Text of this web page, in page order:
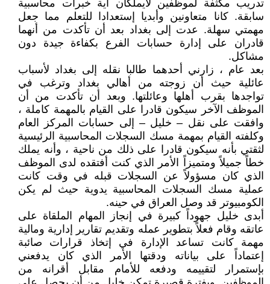
تدريب مكثفة لموظفين لايملكان أية خبرات محاسبية
سابقة. كانا متعاونين وأبديا إستعدادا للتعلم مما جعل
مهمتي سهلة. عدت إلى بغداد بعد أن تأكدت من أنهما
قادران على إدارة حسابات الفرع بكفاءة جيدة دون
مشاكل.
بعد عام ، زارني أحدهما طالبا نقله إلى بغداد لأسباب
عائلية حيث أن زوجته من أهالي بغداد وترغب في
تواجدها بقرب أهلها وعائلتها. وبعد أن تأكدت من أن
الموظف الآخر سيكون قادرا على القيام بالمهمة كاملة ،
وافقت على نقل – خليل – إلى حسابات المركز العام
وكلفته القيام بمهمة مسك السجلات المحاسبية الرئيسية
لثقتي بأنه سيكون قادرا على ذلك من ناحية ، وأنه يملك
خطاً جميلاً ومتميزاً الأمر الذي كنت أفتقده لدى الموظف
الذي كان مسؤولاً عن السجلات قبله في وقت كانت
عملية مسك السجلات المحاسبية يدوية حيث لم يكن
الكومبيوتر قد وصل العراق في حينه.
أبدى خليل جهوداً كبيرة في إنجاز المهام الملقاة على
عاتقه وقام فعلاً بتطوير عمله وتقديم تقارير إدارية ومالية
مهمة كانت تساعد الإدارة في إتخاذ قرارات صائبة
إعتماداً على بياناته ودقتها الأمر الذي كان يدفعني
بإستمرار لتقييمه ودفعه للأمام مقابل أقرانه من